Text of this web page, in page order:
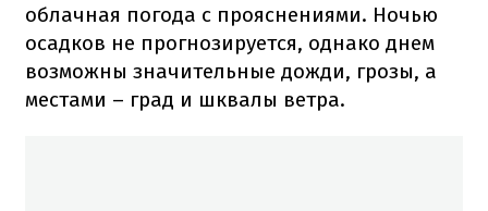
облачная погода с прояснениями. Ночью
осадков не прогнозируется, однако днем
возможны значительные дожди, грозы, а
местами – град и шквалы ветра.